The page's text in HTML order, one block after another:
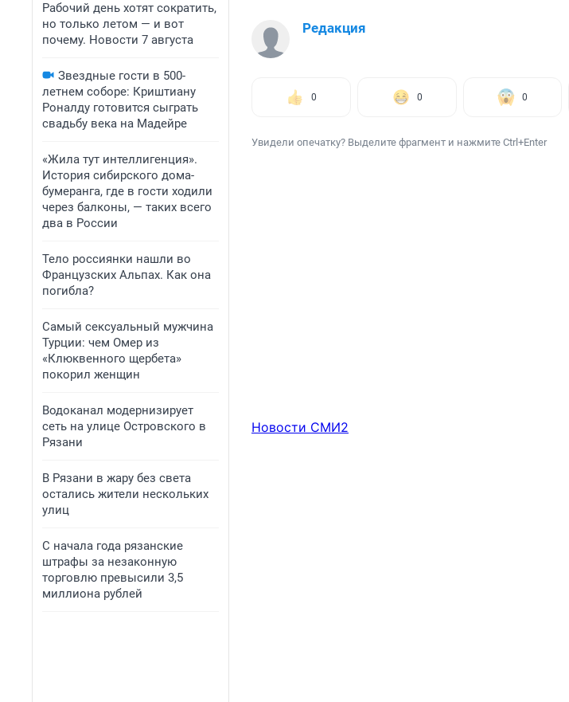
Рабочий день хотят сократить,
но только летом — и вот
почему. Новости 7 августа
Звездные гости в 500-
летнем соборе: Криштиану
Роналду готовится сыграть
свадьбу века на Мадейре
«Жила тут интеллигенция».
История сибирского дома-
бумеранга, где в гости ходили
через балконы, — таких всего
два в России
Тело россиянки нашли во
Французских Альпах. Как она
погибла?
Самый сексуальный мужчина
Турции: чем Омер из
«Клюквенного щербета»
покорил женщин
Водоканал модернизирует
сеть на улице Островского в
Рязани
В Рязани в жару без света
остались жители нескольких
улиц
С начала года рязанские
штрафы за незаконную
торговлю превысили 3,5
миллиона рублей
Редакция
0 0 0
Увидели опечатку? Выделите фрагмент и нажмите Ctrl+Enter
Новости СМИ2